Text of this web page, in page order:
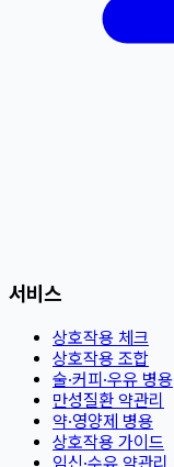
서비스
상호작용 체크
상호작용 조합
술·커피·우유 병용
만성질환 약관리
약·영양제 병용
상호작용 가이드
임신·수유 약관리